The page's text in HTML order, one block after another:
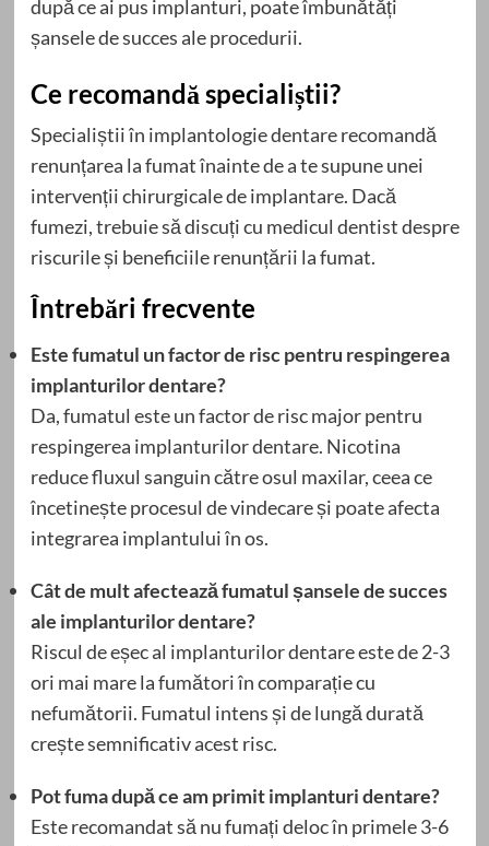
după ce ai pus implanturi, poate îmbunătăți
șansele de succes ale procedurii.
Ce recomandă specialiștii?
Specialiștii în implantologie dentare recomandă
renunțarea la fumat înainte de a te supune unei
intervenții chirurgicale de implantare. Dacă
fumezi, trebuie să discuți cu medicul dentist despre
riscurile și beneficiile renunțării la fumat.
Întrebări frecvente
Este fumatul un factor de risc pentru respingerea
implanturilor dentare?
Da, fumatul este un factor de risc major pentru
respingerea implanturilor dentare. Nicotina
reduce fluxul sanguin către osul maxilar, ceea ce
încetinește procesul de vindecare și poate afecta
integrarea implantului în os.
Cât de mult afectează fumatul șansele de succes
ale implanturilor dentare?
Riscul de eșec al implanturilor dentare este de 2-3
ori mai mare la fumători în comparație cu
nefumătorii. Fumatul intens și de lungă durată
crește semnificativ acest risc.
Pot fuma după ce am primit implanturi dentare?
Este recomandat să nu fumați deloc în primele 3-6